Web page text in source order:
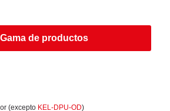
Gama de productos
(excepto KEL-DPU-OD)